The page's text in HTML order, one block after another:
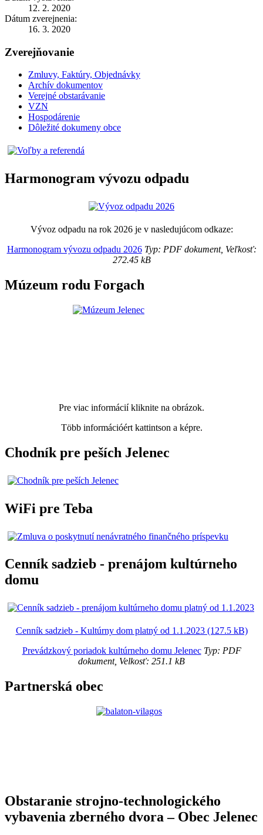
12. 2. 2020
Dátum zverejnenia:
16. 3. 2020
Zverejňovanie
Zmluvy, Faktúry, Objednávky
Archív dokumentov
Verejné obstarávanie
VZN
Hospodárenie
Dôležité dokumeny obce
Harmonogram vývozu odpadu
Vývoz odpadu na rok 2026 je v nasledujúcom odkaze:
Harmonogram vývozu odpadu 2026Typ: PDF dokument, Veľkosť:
272.45 kB
Múzeum rodu Forgach
Pre viac informácií kliknite na obrázok.
Több információért kattintson a képre.
Chodník pre peších Jelenec
WiFi pre Teba
Cenník sadzieb - prenájom kultúrneho
domu
Cenník sadzieb - Kultúrny dom platný od 1.1.2023 (127.5 kB)
Prevádzkový poriadok kultúrneho domu JelenecTyp: PDF
dokument, Velkosť: 251.1 kB
Partnerská obec
Obstaranie strojno-technologického
vybavenia zberného dvora – Obec Jelenec